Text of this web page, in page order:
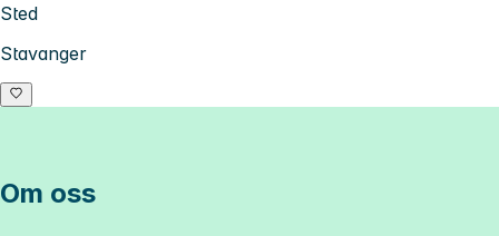
Sted
Stavanger
Om oss